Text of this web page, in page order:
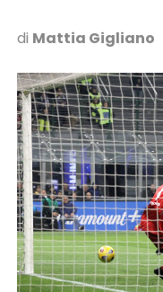
di Mattia Gigliano